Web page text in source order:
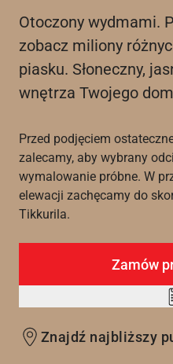
Otoczony wydmami.
zobacz miliony
piasku. Słoneczny,
wnętrza Twojego
Przed podjęciem
zalecamy, aby wybrany
wymalowanie próbne. W
elewacji zachęcamy do
Tikkurila.
Zamów
Znajdź najbliższy